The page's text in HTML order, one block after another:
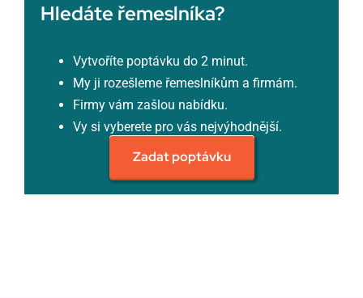
Hledáte řemeslníka?
Vytvoříte poptávku do 2 minut.
My ji rozešleme řemeslníkům a firmám.
Firmy vám zašlou nabídku.
Vy si vyberete pro vás nejvýhodnější.
Zadat poptávku